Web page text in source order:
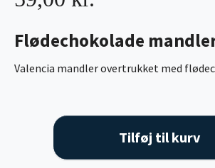
Flødechokolade
Valencia mandler overtrukket med
Tilføj til kurv